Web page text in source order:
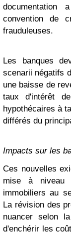
documentation
convention de
frauduleuses.
Les banques
scenarii négatifs
une baisse de
taux d'intérêt
hypothécaires à
différés du
Impacts sur les
Ces nouvelles
mise à niveau
immobiliers au
La révision des
nuancer selon
d'enchérir les